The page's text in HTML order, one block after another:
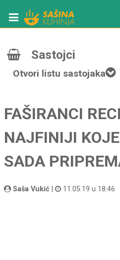
Sastojci
Otvori listu sastojaka
FAŠIRANCI
NAJFINIJI
SADA
Saša Vukić 11.05.19 u 18:46